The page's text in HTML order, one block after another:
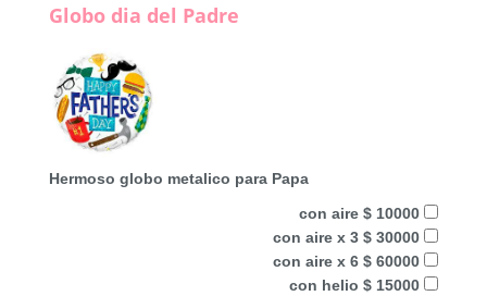
Globo dia del Padre
Hermoso globo metalico para Papa
con aire $ 10000
con aire x 3 $ 30000
con aire x 6 $ 60000
con helio $ 15000